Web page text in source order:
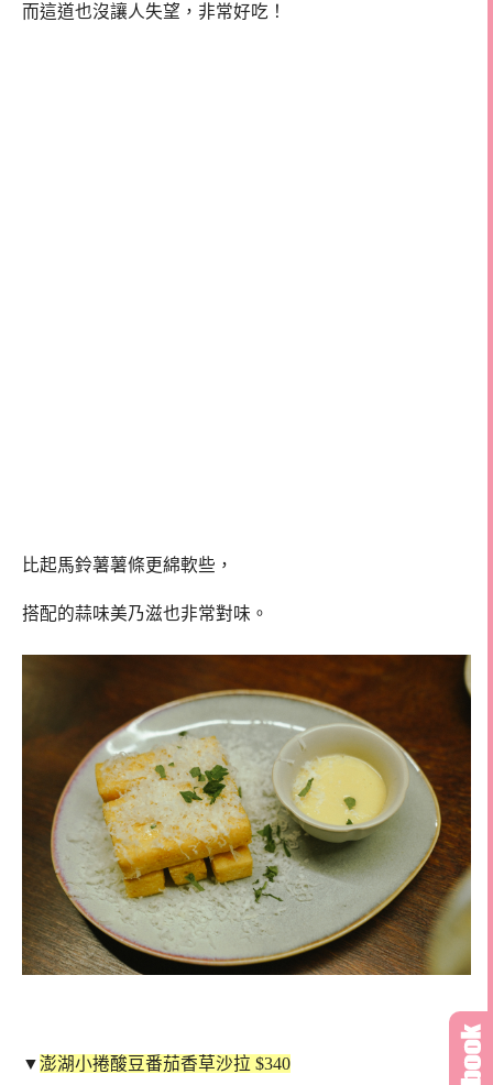
而這道也沒讓人失望，非常好吃！
比起馬鈴薯薯條更綿軟些，
搭配的蒜味美乃滋也非常對味。
▼澎湖小捲酸豆番茄香草沙拉 $340